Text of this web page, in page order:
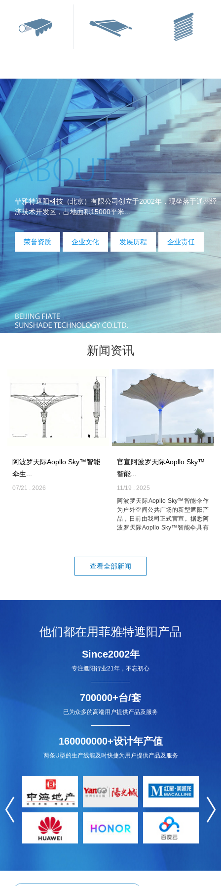
菲雅特遮阳科技（北京）有限公司创立于2002年，现坐落于通州经
济技术开发区，占地面积15000平米...
荣誉资质 企业文化 发展历程 企业责任
新闻资讯
阿波罗天际Aopllo Sky™智能
伞生...
07/21 . 2026
官宣阿波罗天际Aopllo Sky™
智能...
11/19 . 2025
阿波罗天际Aopllo Sky™智能伞作
为户外空间公共广场的新型遮阳产
品，日前由我司正式官宣。据悉阿
波罗天际Aopllo Sky™智能伞具有
查看全部新闻
他们都在用菲雅特遮阳产品
Since2002年
专注遮阳行业21年，不忘初心
700000+台/套
已为众多的高端用户提供产品及服务
160000000+设计年产值
两条U型的生产线能及时快捷为用户提供产品及服务